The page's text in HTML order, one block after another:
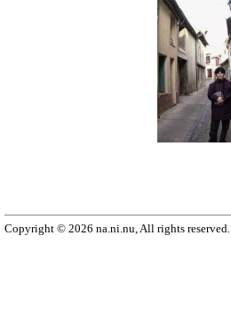
Copyright © 2026 na.ni.nu, All rights reserved.